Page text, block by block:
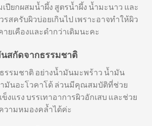
ปียกผสมน้ำผึ้ง สูตรน้ำผึ้ง น้ำมะนาว และ
รสครับผิวบ่อยเกินไป เพราะอาจทำให้ผิว
ยเคืองและดำกว่าเดิมนะคะ
สกัดจากธรรมชาติ
รรมชาติ อย่างน้ำมันมะพร้าว น้ำมัน
มันอะโวคาโด้ ล่วนมีคุณสมบัติที่ช่วย
งแรง บรรเทาอาการผิวอักเสบ และช่วย
วามหมองคล้ำได้ค่ะ